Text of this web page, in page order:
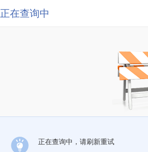
正在查询中
正在查询中，请刷新重试